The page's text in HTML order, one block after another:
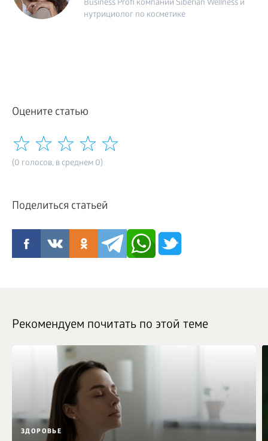
Business Profi компании Siberian Wellness и
нутрициолог по косметике
Оцените статью
(0 голосов, в среднем 0)
Поделиться статьей
Рекомендуем почитать по этой теме
ЗДОРОВЬЕ